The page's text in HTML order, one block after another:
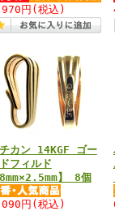
円 (税込)
カン 14KGF ゴー
フィルド
8mm×2.5mm】 8個
円 (税込)